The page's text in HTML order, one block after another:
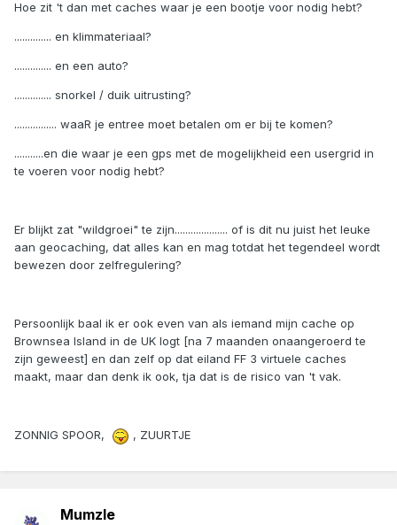
Hoe zit 't dan met caches waar je een bootje voor nodig hebt?
.............. en klimmateriaal?
.............. en een auto?
.............. snorkel / duik uitrusting?
................ waaR je entree moet betalen om er bij te komen?
...........en die waar je een gps met de mogelijkheid een usergrid in
te voeren voor nodig hebt?
Er blijkt zat "wildgroei" te zijn.................... of is dit nu juist het leuke
aan geocaching, dat alles kan en mag totdat het tegendeel wordt
bewezen door zelfregulering?
Persoonlijk baal ik er ook even van als iemand mijn cache op
Brownsea Island in de UK logt [na 7 maanden onaangeroerd te
zijn geweest] en dan zelf op dat eiland FF 3 virtuele caches
maakt, maar dan denk ik ook, tja dat is de risico van 't vak.
ZONNIG SPOOR, , ZUURTJE
Mumzle